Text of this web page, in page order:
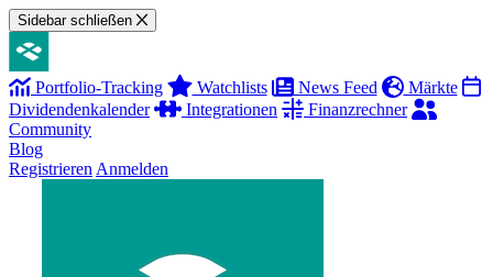
Sidebar schließen
Portfolio-Tracking Watchlists News Feed
Märkte
Dividendenkalender
Integrationen
Finanzrechner
Community
Blog
Registrieren Anmelden